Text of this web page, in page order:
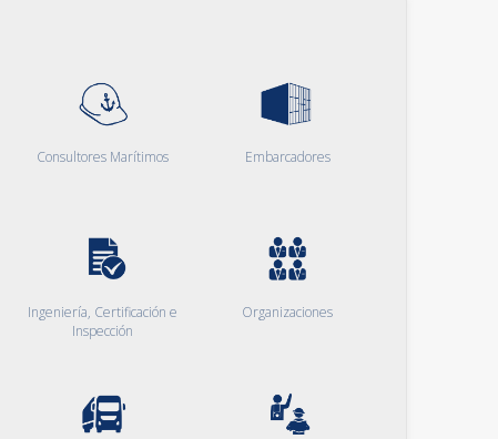
Consultores Marítimos Embarcadores
Ingeniería, Certificación e
Inspección
Organizaciones